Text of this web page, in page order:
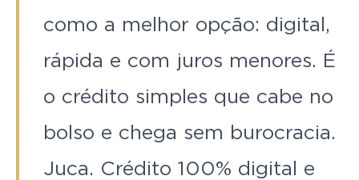
como a melhor opção: digital,
rápida e com juros menores. É
o crédito simples que cabe no
bolso e chega sem burocracia.
Juca. Crédito 100% digital e